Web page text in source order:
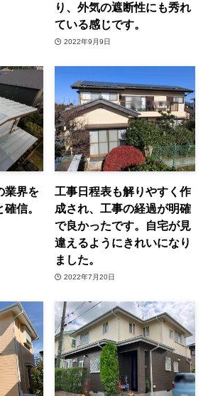
り、外気の遮断性にも秀れ
ている感じです。
2022年9月9日
業界を
信。
工事日程表も解りやすく作
成され、工事の経過が明確
で良かったです。自宅が見
違えるようにきれいになり
ました。
2022年7月20日